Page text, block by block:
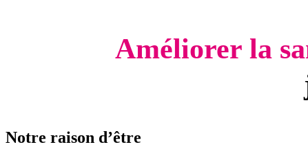
Améliorer la
Notre raison d’être